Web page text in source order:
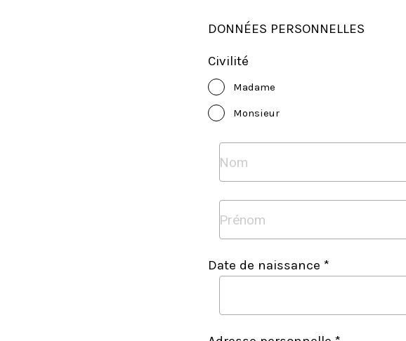
DONNÉES PERSONNELLES
Civilité
Madame
Monsieur
Date de naissance *